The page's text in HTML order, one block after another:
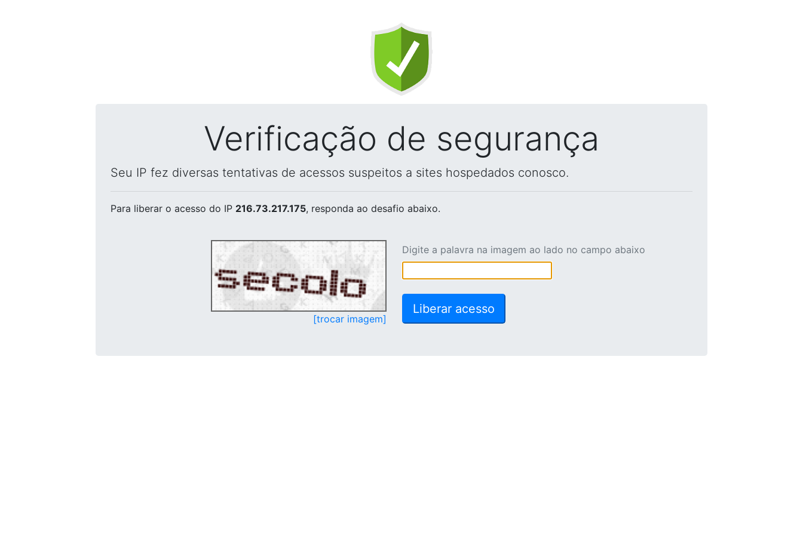
Verificação de segurança
Seu IP fez diversas tentativas de acessos suspeitos a sites hospedados conosco.
Para liberar o acesso do IP 216.73.217.175, responda ao desafio abaixo.
[trocar imagem]
Digite a palavra na imagem ao lado no campo abaixo